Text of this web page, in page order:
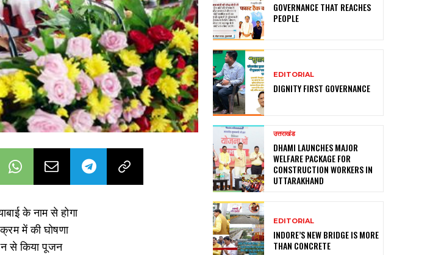
के नाम से होगा
में की घोषणा
से किया पूजन
GOVERNANCE THAT REACHES
PEOPLE
EDITORIAL
DIGNITY FIRST GOVERNANCE
उत्तराखंड
DHAMI LAUNCHES MAJOR
WELFARE PACKAGE FOR
CONSTRUCTION WORKERS IN
UTTARAKHAND
EDITORIAL
INDORE’S NEW BRIDGE IS MORE
THAN CONCRETE